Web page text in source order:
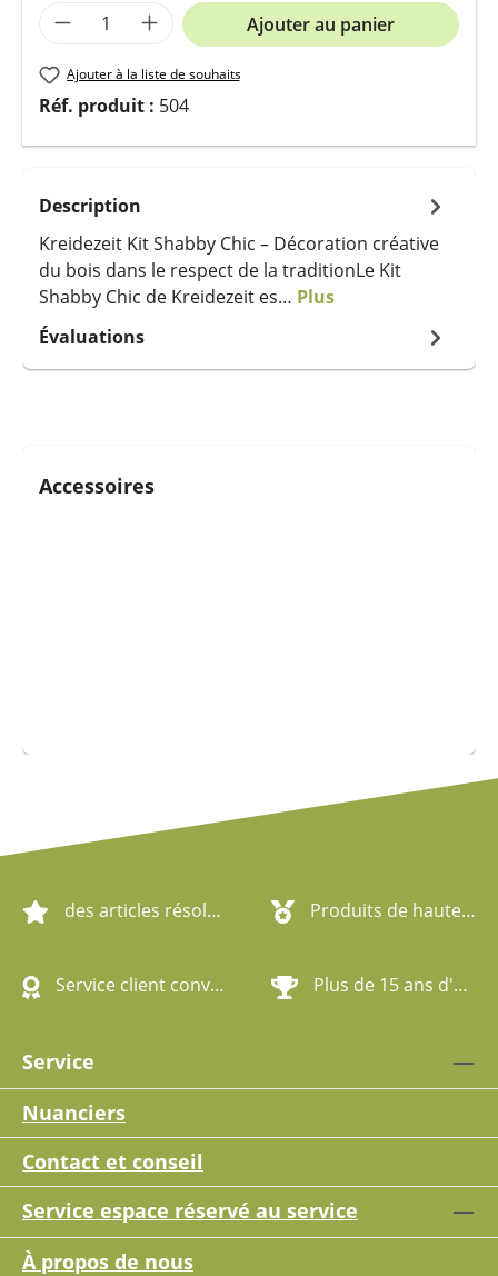
Quantité de produit : Entrez la
Ajouter au panier
Ajouter à la liste de souhaits
Réf. produit : 504
Description
Kreidezeit Kit Shabby Chic – Décoration créative
du bois dans le respect de la traditionLe Kit
Shabby Chic de Kreidezeit es… Plus
Évaluations
Ignorer la galerie de produits
Accessoires
des articles résolument écologiques Produits de haute qualité
Service client convivial Plus de 15 ans d'expérience
Service
Nuanciers
Contact et conseil
Service espace réservé au service
À propos de nous